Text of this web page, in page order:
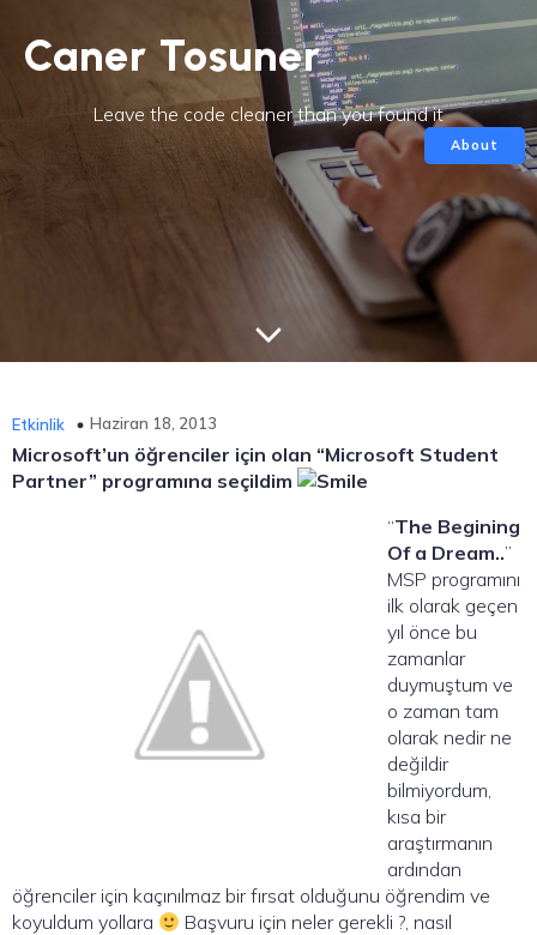
Caner Tosuner
Leave the code cleaner than you found it
About
Etkinlik Haziran 18, 2013
Microsoft’un öğrenciler için olan “Microsoft Student
Partner” programına seçildim
“The Begining
Of a Dream..”
MSP programını
ilk olarak geçen
yıl önce bu
zamanlar
duymuştum ve
o zaman tam
olarak nedir ne
değildir
bilmiyordum,
kısa bir
araştırmanın
ardından
öğrenciler için kaçınılmaz bir fırsat olduğunu öğrendim ve
koyuldum yollara
Başvuru için neler gerekli ?, nasıl